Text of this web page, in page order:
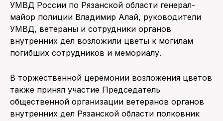
УМВД России по Рязанской области генерал-
майор полиции Владимир Алай, руководители
УМВД, ветераны и сотрудники органов
внутренних дел возложили цветы к могилам
погибших сотрудников и мемориалу.
В торжественной церемонии возложения цветов
также принял участие Председатель
общественной организации ветеранов органов
внутренних дел Рязанской области полковник